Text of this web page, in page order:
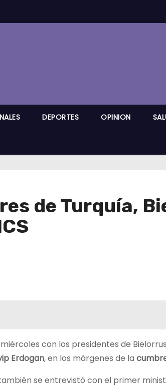
DEPORTES OPINION
de Turquía,
con los presidentes de
Erdogan, en los márgenes de la
se entrevistó con el primer